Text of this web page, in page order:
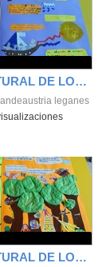
SEMANA CULTURAL DE LOS CUENTOS 46
leganes
SEMANA CULTURAL DE LOS CUENTOS 48